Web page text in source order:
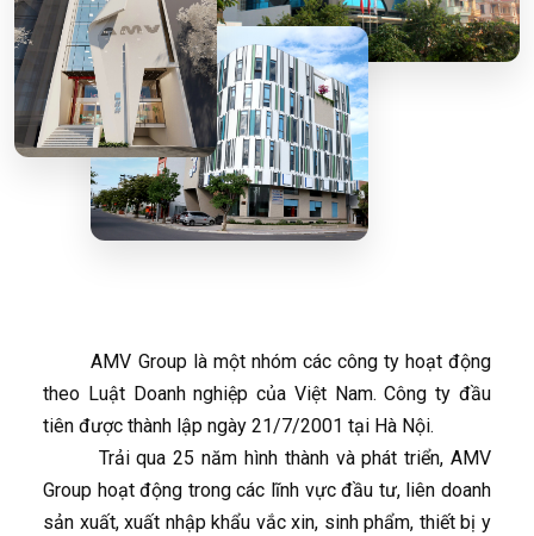
AMV Group là một nhóm các công ty hoạt động
theo Luật Doanh nghiệp của Việt Nam. Công ty đầu
tiên được thành lập ngày 21/7/2001 tại Hà Nội.
Trải qua 25 năm hình thành và phát triển, AMV
Group hoạt động trong các lĩnh vực đầu tư, liên doanh
sản xuất, xuất nhập khẩu vắc xin, sinh phẩm, thiết bị y